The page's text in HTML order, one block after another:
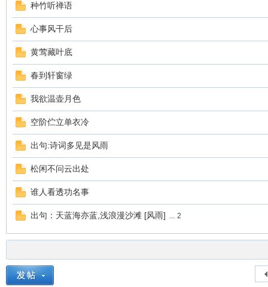
清
种竹听禅语
心事风干后
黄莺藏叶底
春到轩窗绿
我欲温壶月色
空阶伫立单衣冷
出句:诗词多见是风雨
松闲不问云出处
谁人看透功名事
出句：天蓝海亦蓝,浅浪漫沙滩 [风雨] ... 2